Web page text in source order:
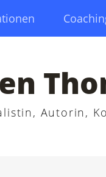
Autorin,